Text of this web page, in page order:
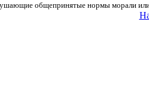
общепринятые нормы морали